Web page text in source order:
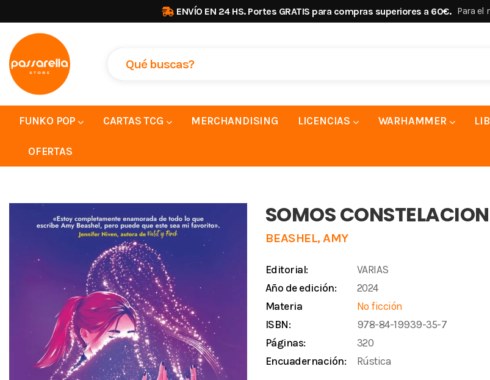
ENVÍO EN 24 HS. Portes GRATIS para compras superiores a 60€. Para el
FUNKO POP CARTAS TCG MERCHANDISING LICENCIAS WARHAMMER
OFERTAS
SOMOS
BEASHEL, AMY
Editorial:
VARIAS
Año de edición:
2024
Materia
No ficción
ISBN:
978-84-19939-35-7
Páginas:
320
Encuadernación:
Rústica